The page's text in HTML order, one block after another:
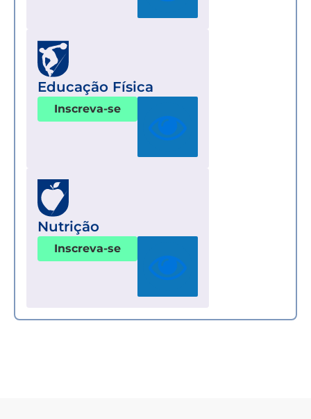
Educação Física
Inscreva-se
Nutrição
Inscreva-se